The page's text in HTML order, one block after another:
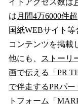
イトアクセス数は
は 月間4万6000件超
国紙WEBサイト等
コンテンツを掲載
他にも、
ストーリ
画で伝える「PR
で伴走するPRパー
トフォーム「